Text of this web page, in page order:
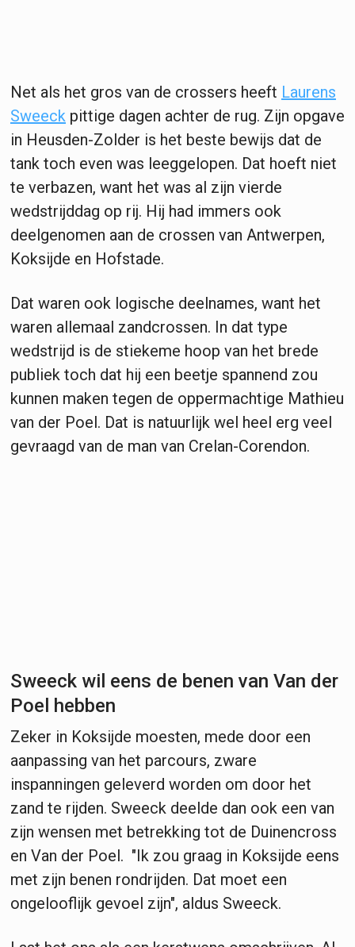
Net als het gros van de crossers heeft Laurens
Sweeck pittige dagen achter de rug. Zijn opgave
in Heusden-Zolder is het beste bewijs dat de
tank toch even was leeggelopen. Dat hoeft niet
te verbazen, want het was al zijn vierde
wedstrijddag op rij. Hij had immers ook
deelgenomen aan de crossen van Antwerpen,
Koksijde en Hofstade.
Dat waren ook logische deelnames, want het
waren allemaal zandcrossen. In dat type
wedstrijd is de stiekeme hoop van het brede
publiek toch dat hij een beetje spannend zou
kunnen maken tegen de oppermachtige Mathieu
van der Poel. Dat is natuurlijk wel heel erg veel
gevraagd van de man van Crelan-Corendon.
Sweeck wil eens de benen van Van der
Poel hebben
Zeker in Koksijde moesten, mede door een
aanpassing van het parcours, zware
inspanningen geleverd worden om door het
zand te rijden. Sweeck deelde dan ook een van
zijn wensen met betrekking tot de Duinencross
en Van der Poel. "Ik zou graag in Koksijde eens
met zijn benen rondrijden. Dat moet een
ongelooflijk gevoel zijn", aldus Sweeck.